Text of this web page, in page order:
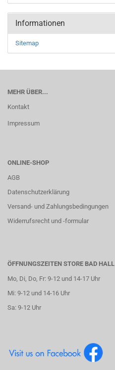
Informationen
Sitemap
MEHR ÜBER...
Kontakt
Impressum
ONLINE-SHOP
AGB
Datenschutzerklärung
Versand- und Zahlungsbedingungen
Widerrufsrecht und -formular
ÖFFNUNGSZEITEN STORE BAD HALL
Mo, Di, Do, Fr: 9-12 und 14-17 Uhr
Mi: 9-12 und 14-16 Uhr
Sa: 9-12 Uhr